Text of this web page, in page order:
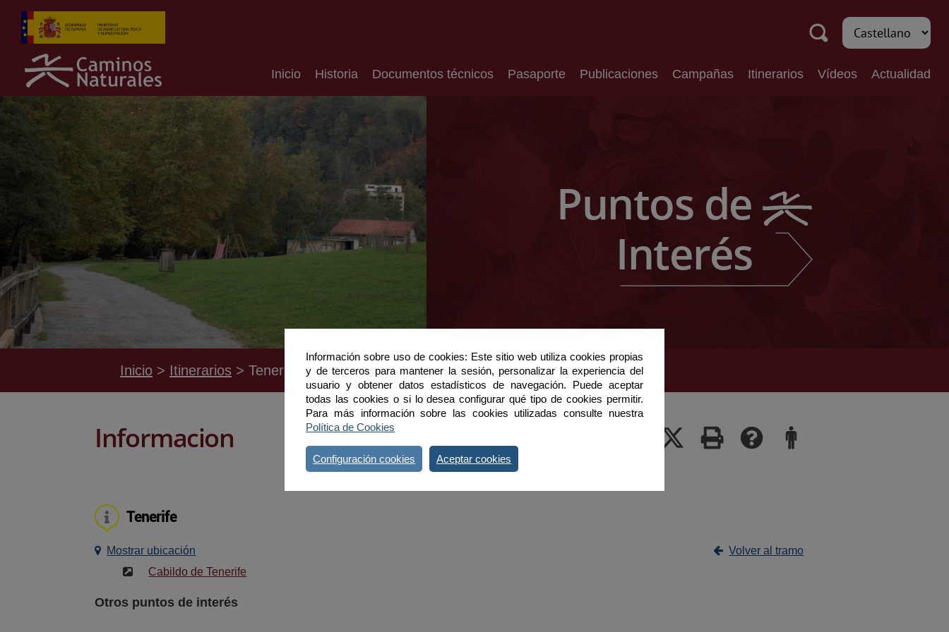
Información sobre uso de cookies: Este sitio web utiliza cookies propias
y de terceros para mantener la sesión, personalizar la experiencia del
usuario y obtener datos estadísticos de navegación. Puede aceptar
todas las cookies o si lo desea configurar qué tipo de cookies permitir.
Para más información sobre las cookies utilizadas consulte nuestra
Política de Cookies
Configuración cookies Aceptar cookies
Inicio Historia Documentos técnicos Pasaporte Publicaciones Campañas Itinerarios Vídeos Actualidad
Puntos de
Interés
Inicio Itinerarios Tenerife
Informacion
Tenerife
Mostrar ubicación
Volver al tramo
Cabildo de Tenerife
Otros puntos de interés